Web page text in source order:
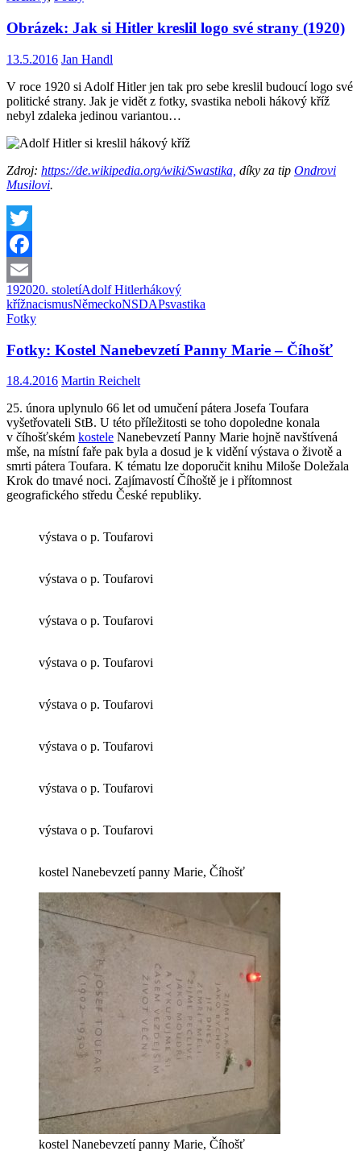
Obrázek: Jak si Hitler kreslil logo své strany (1920)
13.5.2016 Jan Handl
V roce 1920 si Adolf Hitler jen tak pro sebe kreslil budoucí logo své
politické strany. Jak je vidět z fotky, svastika neboli hákový kříž
nebyl zdaleka jedinou variantou…
Zdroj: https://de.wikipedia.org/wiki/Swastika, díky za tip Ondrovi
Musilovi.
Twitter
Facebook
Email
192020. stoletíAdolf Hitlerhákový
křížnacismusNěmeckoNSDAPsvastika
Fotky
Fotky: Kostel Nanebevzetí Panny Marie – Číhošť
18.4.2016 Martin Reichelt
25. února uplynulo 66 let od umučení pátera Josefa Toufara
vyšetřovateli StB. U této příležitosti se toho dopoledne konala
v číhošťském kostele Nanebevzetí Panny Marie hojně navštívená
mše, na místní faře pak byla a dosud je k vidění výstava o životě a
smrti pátera Toufara. K tématu lze doporučit knihu Miloše Doležala
Krok do tmavé noci. Zajímavostí Číhoště je i přítomnost
geografického středu České republiky.
výstava o p. Toufarovi
výstava o p. Toufarovi
výstava o p. Toufarovi
výstava o p. Toufarovi
výstava o p. Toufarovi
výstava o p. Toufarovi
výstava o p. Toufarovi
výstava o p. Toufarovi
kostel Nanebevzetí panny Marie, Číhošť
kostel Nanebevzetí panny Marie, Číhošť